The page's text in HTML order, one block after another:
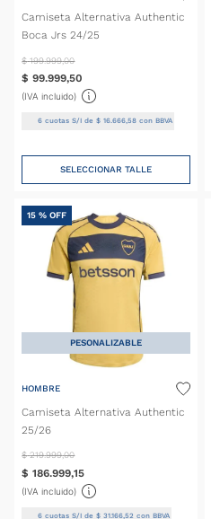
Camiseta Alternativa Authentic
Boca Jrs 24/25
$ 199.999,00
$ 99.999,50
(IVA incluido)
6 cuotas S/I de$ 16.666,58 con BBVA
SELECCIONAR TALLE
PESONALIZABLE
15 % OFF
HOMBRE
Camiseta Alternativa Authentic
25/26
$ 219.999,00
$ 186.999,15
(IVA incluido)
6 cuotas S/I de$ 31.166 ,52 con BBVA